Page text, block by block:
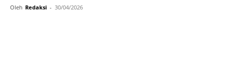
Oleh Redaksi - 30/04/2026